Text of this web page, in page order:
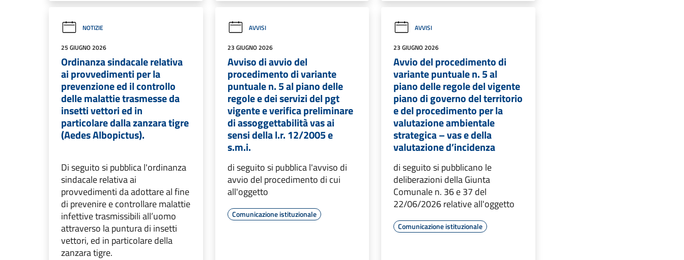
NOTIZIE
25 GIUGNO 2026
Ordinanza sindacale relativa
ai provvedimenti per la
prevenzione ed il controllo
delle malattie trasmesse da
insetti vettori ed in
particolare dalla zanzara tigre
(Aedes Albopictus).
Di seguito si pubblica l'ordinanza
sindacale relativa ai
provvedimenti da adottare al fine
di prevenire e controllare malattie
infettive trasmissibili all’uomo
attraverso la puntura di insetti
vettori, ed in particolare della
zanzara tigre.
AVVISI
23 GIUGNO 2026
Avviso di avvio del
procedimento di variante
puntuale n. 5 al piano delle
regole e dei servizi del pgt
vigente e verifica preliminare
di assoggettabilità vas ai
sensi della l.r. 12/2005 e
s.m.i.
di seguito si pubblica l'avviso di
avvio del procedimento di cui
all'oggetto
Comunicazione istituzionale
AVVISI
23 GIUGNO 2026
Avvio del procedimento di
variante puntuale n. 5 al
piano delle regole del vigente
piano di governo del territorio
e del procedimento per la
valutazione ambientale
strategica – vas e della
valutazione d’incidenza
di seguito si pubblicano le
deliberazioni della Giunta
Comunale n. 36 e 37 del
22/06/2026 relative all'oggetto
Comunicazione istituzionale